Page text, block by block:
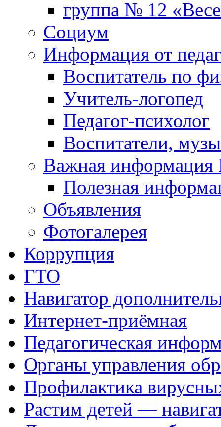
группа № 12
Социум
Информация от
Воспитатель по
Учитель-логопед
Педагог-психолог
Воспитатели,
Важная
Полезная
Объявления
Фотогалерея
Коррупция
ГТО
Навигатор
Интернет-приёмная
Педагогическая
Органы управления
Профилактика
Растим детей —